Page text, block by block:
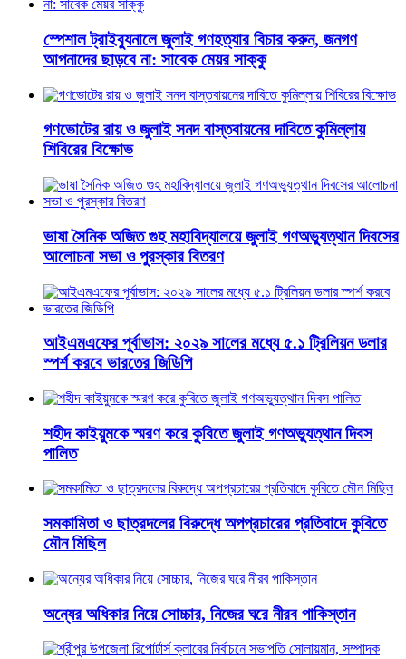
স্পেশাল ট্রাইব্যুনালে জুলাই গণহত্যার বিচার করুন, জনগণ
আপনাদের ছাড়বে না: সাবেক মেয়র সাক্কু
গণভোটের রায় ও জুলাই সনদ বাস্তবায়নের দাবিতে কুমিল্লায়
শিবিরের বিক্ষোভ
ভাষা সৈনিক অজিত গুহ মহাবিদ্যালয়ে জুলাই গণঅভ্যুত্থান দিবসের
আলোচনা সভা ও পুরস্কার বিতরণ
​আইএমএফের পূর্বাভাস: ২০২৯ সালের মধ্যে ৫.১ ট্রিলিয়ন ডলার
স্পর্শ করবে ভারতের জিডিপি
শহীদ কাইয়ুমকে স্মরণ করে কুবিতে জুলাই গণঅভ্যুত্থান দিবস
পালিত
সমকামিতা ও ছাত্রদলের বিরুদ্ধে অপপ্রচারের প্রতিবাদে কুবিতে
মৌন মিছিল
অন্যের অধিকার নিয়ে সোচ্চার, নিজের ঘরে নীরব পাকিস্তান